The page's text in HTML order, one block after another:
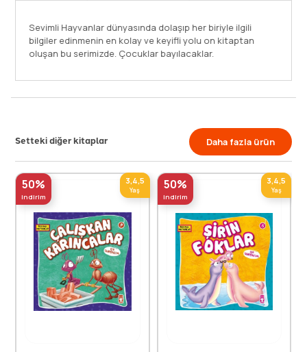
Sevimli Hayvanlar dünyasında dolaşıp her biriyle ilgili
bilgiler edinmenin en kolay ve keyifli yolu on kitaptan
oluşan bu serimizde. Çocuklar bayılacaklar.
Setteki diğer kitaplar Daha fazla ürün
50%
indirim
3,4,5
Yaş 50%
indirim
3,4,5
Yaş